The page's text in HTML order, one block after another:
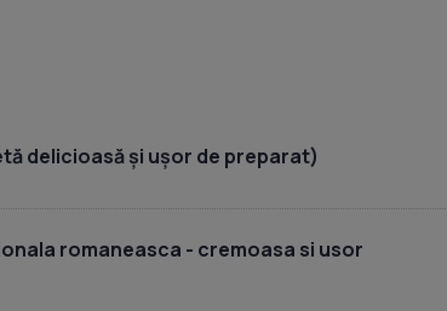
delicioasă și ușor de preparat)
romaneasca - cremoasa si usor